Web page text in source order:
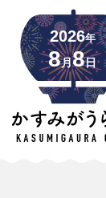
2026年
8月8日